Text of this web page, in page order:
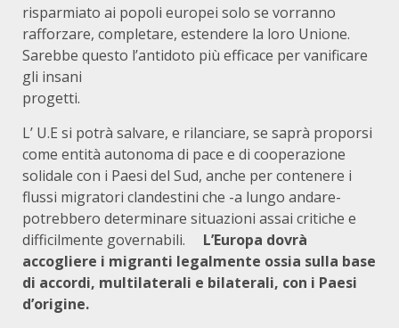
risparmiato ai popoli europei solo se vorranno
rafforzare, completare, estendere la loro Unione.
Sarebbe questo l’antidoto più efficace per vanificare
gli insani
progetti.
L’ U.E si potrà salvare, e rilanciare, se saprà proporsi
come entità autonoma di pace e di cooperazione
solidale con i Paesi del Sud, anche per contenere i
flussi migratori clandestini che -a lungo andare-
potrebbero determinare situazioni assai critiche e
difficilmente governabili. L’Europa dovrà
accogliere i migranti legalmente ossia sulla base
di accordi, multilaterali e bilaterali, con i Paesi
d’origine.